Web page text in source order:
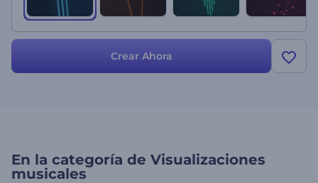
Crear Ahora
En la categoría de Visualizaciones
musicales